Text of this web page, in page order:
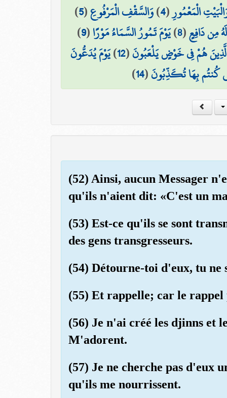
الْمَعْمُورِ(
4
)وَالسَّقْفِ الْمَرْفُوعِ(
5
)
مِن دَافِعٍ(
8
)يَوْمَ تَمُورُ السَّمَاءُ مَوْرًا(
9
)
هُمْ فِي خَوْضٍ يَلْعَبُونَ(
12
)يَوْمَ يُدَعُّونَ
كُنتُم بِهَا تُكَذِّبُونَ(
14
)
(52) Ainsi, aucun Messager
qu'ils n'aient dit: «C'est un
(53) Est-ce qu'ils se sont
des gens transgresseurs.
(54) Détourne-toi d'eux, tu ne
(55) Et rappelle; car le
(56) Je n'ai créé les djinns et
M'adorent.
(57) Je ne cherche pas d'eux
qu'ils me nourrissent.